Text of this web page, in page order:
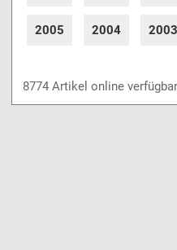
2005 2004
8774 Artikel online